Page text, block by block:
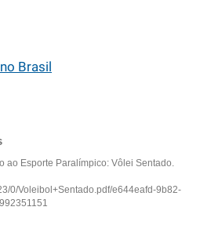
Brasil
ao Esporte Paralímpico: Vôlei Sentado.
0/Voleibol+Sentado.pdf/e644eafd-9b82-